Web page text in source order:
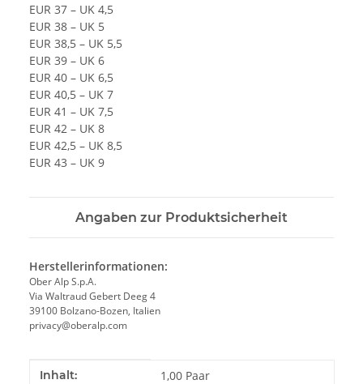
EUR 37 – UK 4,5
EUR 38 – UK 5
EUR 38,5 – UK 5,5
EUR 39 – UK 6
EUR 40 – UK 6,5
EUR 40,5 – UK 7
EUR 41 – UK 7,5
EUR 42 – UK 8
EUR 42,5 – UK 8,5
EUR 43 – UK 9
Angaben zur Produktsicherheit
Herstellerinformationen:
Ober Alp S.p.A.
Via Waltraud Gebert Deeg 4
39100 Bolzano-Bozen, Italien
privacy@oberalp.com
Produkteigenschaft
Wert
Inhalt: 1,00 Paar